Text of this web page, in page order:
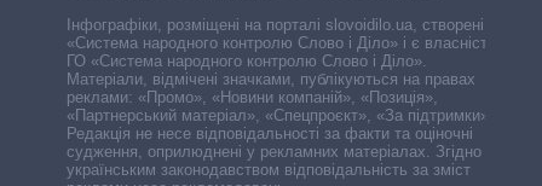
Інфографіки, розміщені на порталі slovoidilo.ua, створені ГО
«Система народного контролю Слово і Діло» і є власністю
ГО «Система народного контролю Слово і Діло».
Матеріали, відмічені значками, публікуються на правах
реклами: «Промо», «Новини компаній», «Позиція»,
«Партнерський матеріал», «Спецпроєкт», «За підтримки».
Редакція не несе відповідальності за факти та оціночні
судження, оприлюднені у рекламних матеріалах. Згідно з
українським законодавством відповідальність за зміст